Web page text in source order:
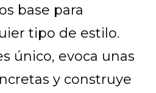
base para
tipo de estilo.
único, evoca unas
y construye